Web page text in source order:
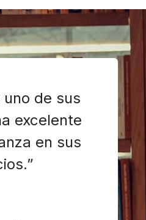
de sus
excelente
en sus